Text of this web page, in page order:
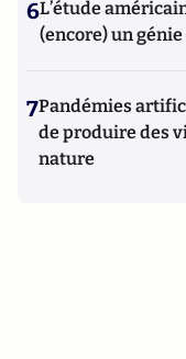
6L’étude
(encore) un
7Pandémies
de produire des
nature